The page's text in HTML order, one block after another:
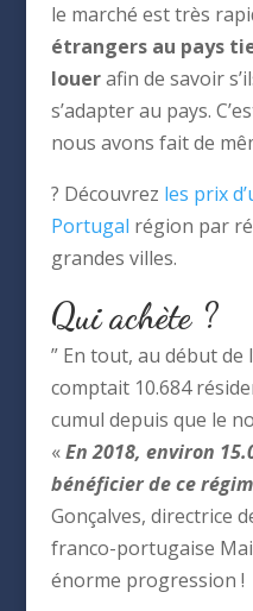
le marché est très
étrangers au pays
louerafin de savoir
s’adapter au pays.
nous avons fait de
? Découvrez les prix
Portugal région par
grandes villes.
Qui achète ?
” En tout, au début de
comptait 10.684
cumul depuis que le
«En 2018, environ
bénéficier de ce
Gonçalves, directrice
franco-portugaise
énorme progression !